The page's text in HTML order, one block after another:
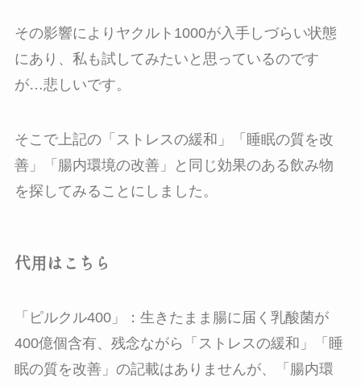
その影響によりヤクルト1000が入手しづらい状態
にあり、私も試してみたいと思っているのです
が…悲しいです。
そこで上記の「ストレスの緩和」「睡眠の質を改
善」「腸内環境の改善」と同じ効果のある飲み物
を探してみることにしました。
代用はこちら
「ピルクル400」：生きたまま腸に届く乳酸菌が
400億個含有、残念ながら「ストレスの緩和」「睡
眠の質を改善」の記載はありませんが、「腸内環